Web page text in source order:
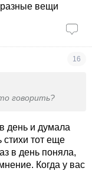
разные вещи
16
говорить?
день и думала
стихи тот еще
в день поняла,
Когда у вас